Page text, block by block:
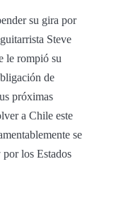
su gira por
Steve
le rompió su
de
próximas
a Chile este
se
los Estados